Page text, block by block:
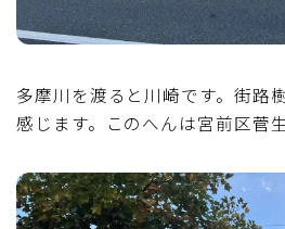
多摩川を渡ると川崎です。街路
感じます。このへんは宮前区菅